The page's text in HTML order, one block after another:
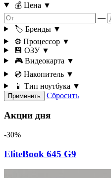
💰 Цена ▼
—
🏷️ Бренды ▼
⚙️ Процессор ▼
💾 ОЗУ ▼
🎮 Видеокарта ▼
💿 Накопитель ▼
📱 Тип ноутбука ▼
Применить Сбросить
Акции дня
-30%
EliteBook 645 G9